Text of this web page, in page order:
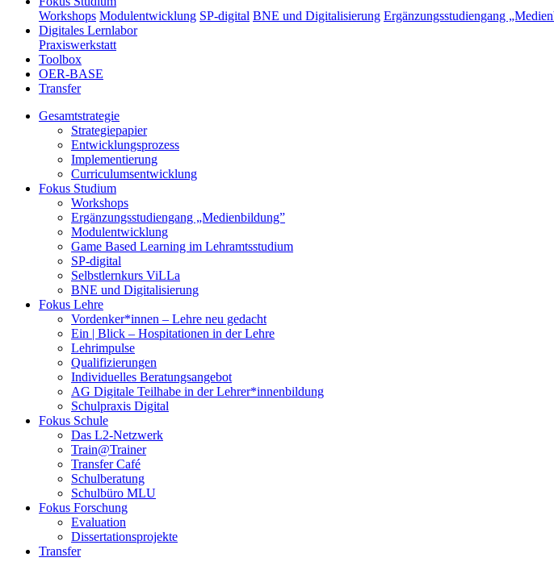
Workshops Modulentwicklung SP-digital BNE und Digitalisierung Ergänzungsstudiengang
Digitales Lernlabor
Praxiswerkstatt
Toolbox
OER-BASE
Transfer
Gesamtstrategie
Strategiepapier
Entwicklungsprozess
Implementierung
Curriculumsentwicklung
Fokus Studium
Workshops
Ergänzungsstudiengang „Medienbildung”
Modulentwicklung
Game Based Learning im Lehramtsstudium
SP-digital
Selbstlernkurs ViLLa
BNE und Digitalisierung
Fokus Lehre
Vordenker*innen – Lehre neu gedacht
Ein | Blick – Hospitationen in der Lehre
Lehrimpulse
Qualifizierungen
Individuelles Beratungsangebot
AG Digitale Teilhabe in der Lehrer*innenbildung
Schulpraxis Digital
Fokus Schule
Das L2-Netzwerk
Train@Trainer
Transfer Café
Schulberatung
Schulbüro MLU
Fokus Forschung
Evaluation
Dissertationsprojekte
Transfer